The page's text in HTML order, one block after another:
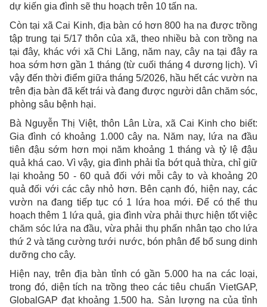
dự kiến gia đình sẽ thu hoạch trên 10 tấn na.
Còn tại xã Cai Kinh, địa bàn có hơn 800 ha na được trồng
tập trung tại 5/17 thôn của xã, theo nhiều bà con trồng na
tại đây, khác với xã Chi Lăng, năm nay, cây na tại đây ra
hoa sớm hơn gần 1 tháng (từ cuối tháng 4 dương lịch). Vì
vậy đến thời điểm giữa tháng 5/2026, hầu hết các vườn na
trên địa bàn đã kết trái và đang được người dân chăm sóc,
phòng sâu bệnh hại.
Bà Nguyễn Thị Việt, thôn Lân Lừa, xã Cai Kinh cho biết:
Gia đình có khoảng 1.000 cây na. Năm nay, lứa na đầu
tiên đậu sớm hơn mọi năm khoảng 1 tháng và tỷ lệ đậu
quả khá cao. Vì vậy, gia đình phải tỉa bớt quả thừa, chỉ giữ
lại khoảng 50 - 60 quả đối với mỗi cây to và khoảng 20
quả đối với các cây nhỏ hơn. Bên cạnh đó, hiện nay, các
vườn na đang tiếp tục có 1 lứa hoa mới. Để có thể thu
hoạch thêm 1 lứa quả, gia đình vừa phải thực hiện tốt việc
chăm sóc lứa na đầu, vừa phải thụ phấn nhân tạo cho lứa
thứ 2 và tăng cường tưới nước, bón phân để bổ sung dinh
dưỡng cho cây.
Hiện nay, trên địa bàn tỉnh có gần 5.000 ha na các loại,
trong đó, diện tích na trồng theo các tiêu chuẩn VietGAP,
GlobalGAP đạt khoảng 1.500 ha. Sản lượng na của tỉnh